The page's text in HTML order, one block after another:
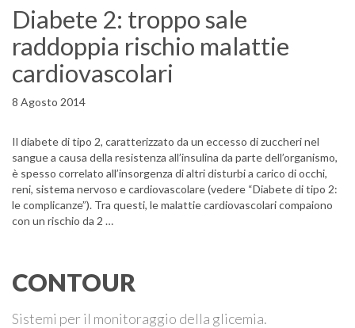
Diabete 2: troppo sale
raddoppia rischio malattie
cardiovascolari
8 Agosto 2014
Il diabete di tipo 2, caratterizzato da un eccesso di zuccheri nel
sangue a causa della resistenza all’insulina da parte dell’organismo,
è spesso correlato all’insorgenza di altri disturbi a carico di occhi,
reni, sistema nervoso e cardiovascolare (vedere “Diabete di tipo 2:
le complicanze”). Tra questi, le malattie cardiovascolari compaiono
con un rischio da 2 …
CONTOUR
Sistemi per il monitoraggio della glicemia.